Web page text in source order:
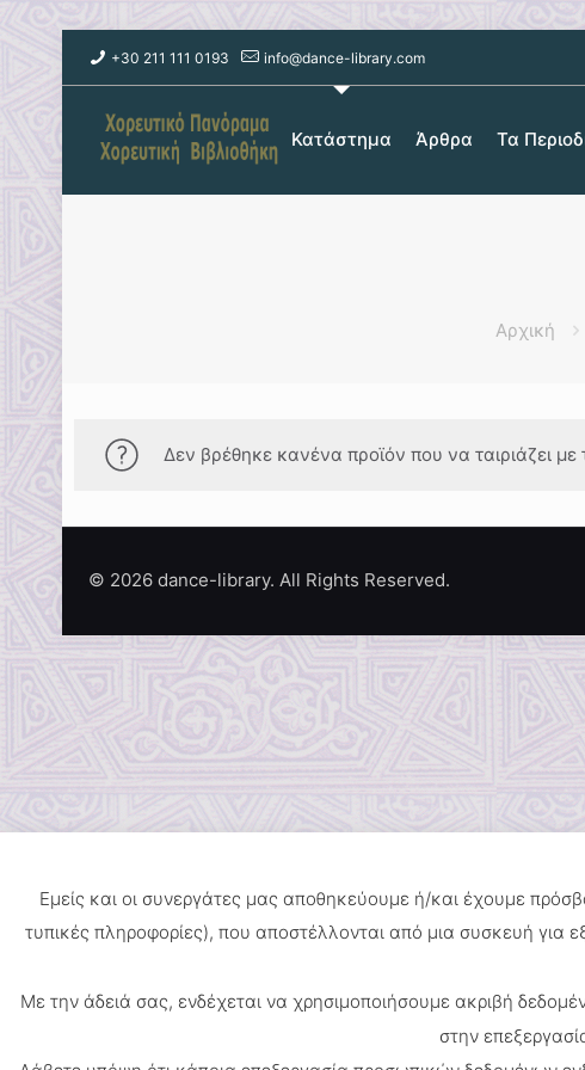
+30 211 111 0193 info@dance-library.com
Κατάστημα Άρθρα Τα
Αρχική
Δεν βρέθηκε κανένα προϊόν που να ταιριάζει με
© 2026 dance-library. All Rights Reserved.
Εμείς και οι συνεργάτες μας αποθηκεύουμε ή/και έχουμε
τυπικές πληροφορίες), που αποστέλλονται από μια συσκευή για
Με την άδειά σας, ενδέχεται να χρησιμοποιήσουμε ακριβή
στην